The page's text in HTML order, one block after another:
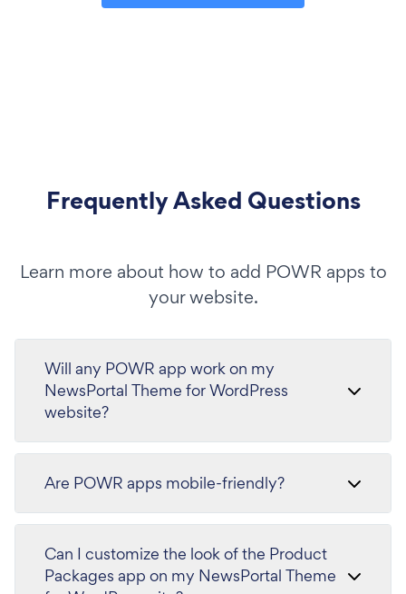
Frequently Asked Questions
Learn more about how to add POWR apps to
your website.
Will any POWR app work on my
NewsPortal Theme for WordPress
website?
Are POWR apps mobile-friendly?
Can I customize the look of the Product
Packages app on my NewsPortal Theme